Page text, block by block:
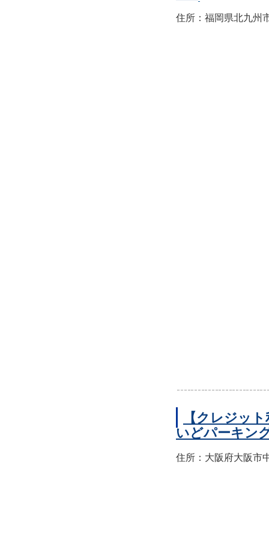
住所：福岡県北九州
【クレジッ
いどパーキン
住所：大阪府大阪市